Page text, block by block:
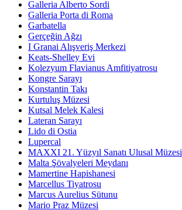
Galleria Alberto Sordi
Galleria Porta di Roma
Garbatella
Gerçeğin Ağzı
I Granai Alışveriş Merkezi
Keats-Shelley Evi
Kolezyum Flavianus Amfitiyatrosu
Kongre Sarayı
Konstantin Takı
Kurtuluş Müzesi
Kutsal Melek Kalesi
Lateran Sarayı
Lido di Ostia
Lupercal
MAXXI 21. Yüzyıl Sanatı Ulusal Müzesi
Malta Şövalyeleri Meydanı
Mamertine Hapishanesi
Marcellus Tiyatrosu
Marcus Aurelius Sütunu
Mario Praz Müzesi